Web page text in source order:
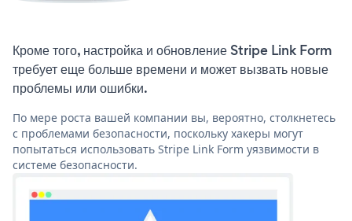
Кроме того, настройка и обновление Stripe Link Form
требует еще больше времени и может вызвать новые
проблемы или ошибки.
По мере роста вашей компании вы, вероятно, столкнетесь
с проблемами безопасности, поскольку хакеры могут
попытаться использовать Stripe Link Form уязвимости в
системе безопасности.